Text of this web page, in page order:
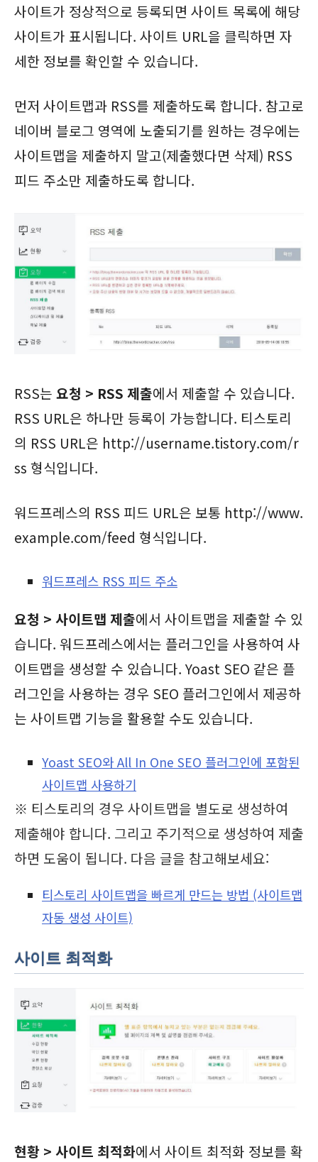
사이트가 정상적으로 등록되면 사이트 목록에 해당
사이트가 표시됩니다. 사이트 URL을 클릭하면 자
세한 정보를 확인할 수 있습니다.
먼저 사이트맵과 RSS를 제출하도록 합니다. 참고로
네이버 블로그 영역에 노출되기를 원하는 경우에는
사이트맵을 제출하지 말고(제출했다면 삭제) RSS
피드 주소만 제출하도록 합니다.
RSS는 요청 > RSS 제출에서 제출할 수 있습니다.
RSS URL은 하나만 등록이 가능합니다. 티스토리
의 RSS URL은 http://username.tistory.com/r
ss 형식입니다.
워드프레스의 RSS 피드 URL은 보통 http://www.
example.com/feed 형식입니다.
워드프레스 RSS 피드 주소
요청 > 사이트맵 제출에서 사이트맵을 제출할 수 있
습니다. 워드프레스에서는 플러그인을 사용하여 사
이트맵을 생성할 수 있습니다. Yoast SEO 같은 플
러그인을 사용하는 경우 SEO 플러그인에서 제공하
는 사이트맵 기능을 활용할 수도 있습니다.
Yoast SEO와 All In One SEO 플러그인에 포함된
사이트맵 사용하기
※ 티스토리의 경우 사이트맵을 별도로 생성하여
제출해야 합니다. 그리고 주기적으로 생성하여 제출
하면 도움이 됩니다. 다음 글을 참고해보세요:
티스토리 사이트맵을 빠르게 만드는 방법 (사이트맵
자동 생성 사이트)
사이트 최적화
현황 > 사이트 최적화에서 사이트 최적화 정보를 확